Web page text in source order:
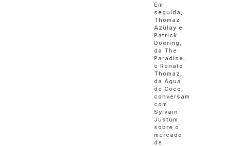
Em
seguida,
Thomaz
Azulay e
Patrick
Doering,
da The
Paradise,
e Renato
Thomaz,
da Água
de Coco,
conversam
com
Sylvain
Justum
sobre o
mercado
de